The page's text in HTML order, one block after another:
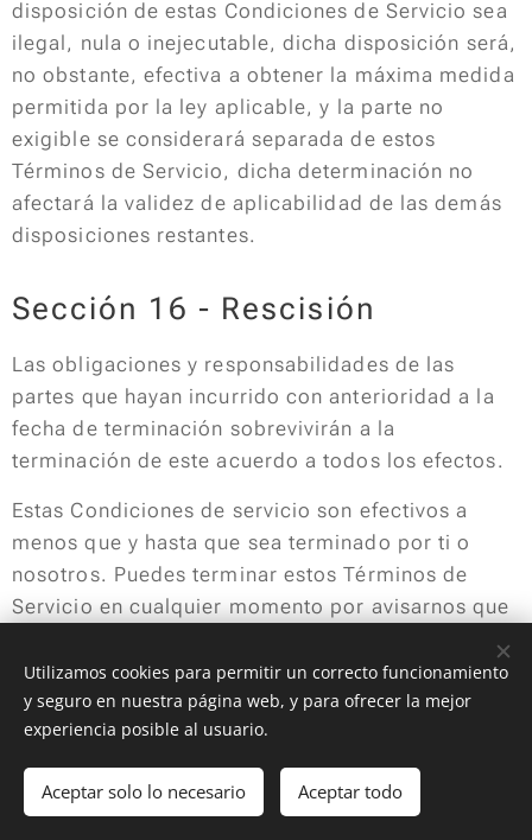
disposición de estas Condiciones de Servicio sea
ilegal, nula o inejecutable, dicha disposición será,
no obstante, efectiva a obtener la máxima medida
permitida por la ley aplicable, y la parte no
exigible se considerará separada de estos
Términos de Servicio, dicha determinación no
afectará la validez de aplicabilidad de las demás
disposiciones restantes.
Sección 16 - Rescisión
Las obligaciones y responsabilidades de las
partes que hayan incurrido con anterioridad a la
fecha de terminación sobrevivirán a la
terminación de este acuerdo a todos los efectos.
Estas Condiciones de servicio son efectivos a
menos que y hasta que sea terminado por ti o
nosotros. Puedes terminar estos Términos de
Servicio en cualquier momento por avisarnos que
dejes de usar nuestro sitio.
Si a nuestro juicio, fallas, o se sospecha que haz
disposición de estas Condiciones de Servicio,
también podemos terminar este acuerdo en
Utilizamos cookies para permitir un correcto funcionamiento
y seguro en nuestra página web, y para ofrecer la mejor
experiencia posible al usuario.
Aceptar solo lo necesario Aceptar todo